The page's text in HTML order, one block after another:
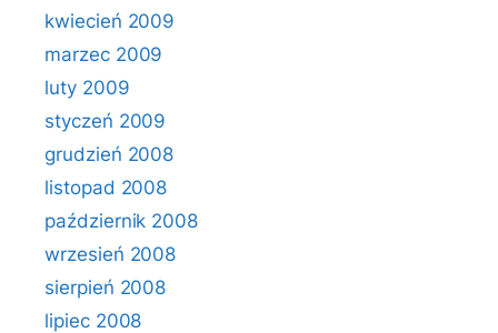
kwiecień 2009
marzec 2009
luty 2009
styczeń 2009
grudzień 2008
listopad 2008
październik 2008
wrzesień 2008
sierpień 2008
lipiec 2008